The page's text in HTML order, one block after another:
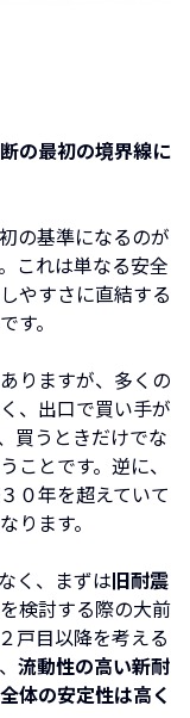
の最初の境界線に
の基準になるのが
これは単なる安全
やすさに直結する
す。
りますが、多くの
、出口で買い手が
買うときだけでな
ことです。逆に、
０年を超えていて
ります。
く、まずは旧耐震
検討する際の大前
戸目以降を考える
流動性の高い新耐
体の安定性は高く